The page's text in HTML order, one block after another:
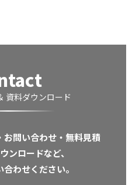
資料ダウンロード
問い合わせ・無料見積
ンロードなど、
わせください。